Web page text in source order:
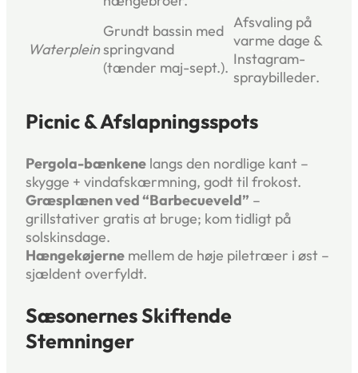
Waterplein
Grundt bassin med
springvand
(tænder maj-sept.).
Afsvaling på
varme dage &
Instagram-
spraybilleder.
Picnic & Afslapningsspots
Pergola-bænkene langs den nordlige kant –
skygge + vindafskærmning, godt til frokost.
Græsplænen ved “Barbecueveld” –
grillstativer gratis at bruge; kom tidligt på
solskinsdage.
Hængekøjerne mellem de høje piletræer i øst –
sjældent overfyldt.
Sæsonernes Skiftende
Stemninger